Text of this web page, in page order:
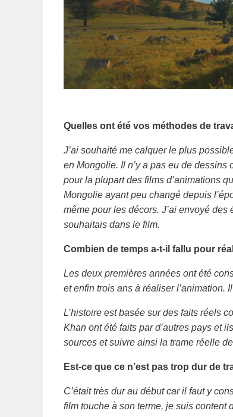
Quelles ont été vos méthodes de
J’ai souhaité me calquer le plus
en Mongolie. Il n’y a pas eu de dessins
pour la plupart des films d’animations
Mongolie ayant peu changé depuis
même pour les décors. J’ai envoyé
souhaitais dans le film.
Combien de temps a-t-il fallu pour
Les deux premières années ont été
et enfin trois ans à réaliser l’animation.
L’histoire est basée sur des faits réels
Khan ont été faits par d’autres pays et
sources et suivre ainsi la trame réelle
Est-ce que ce n’est pas trop dur de
C’était très dur au début car il faut y
film touche à son terme, je suis content